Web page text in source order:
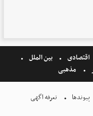
اقتصادی
بین الملل
مذهبی
پیوندها تعرفه اگهی